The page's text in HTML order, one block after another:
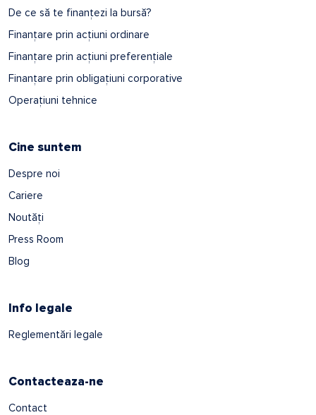
De ce să te finanțezi la bursă?
Finanțare prin acțiuni ordinare
Finanțare prin acțiuni preferențiale
Finanțare prin obligațiuni corporative
Operațiuni tehnice
Cine suntem
Despre noi
Cariere
Noutăți
Press Room
Blog
Info legale
Reglementări legale
Contacteaza-ne
Contact